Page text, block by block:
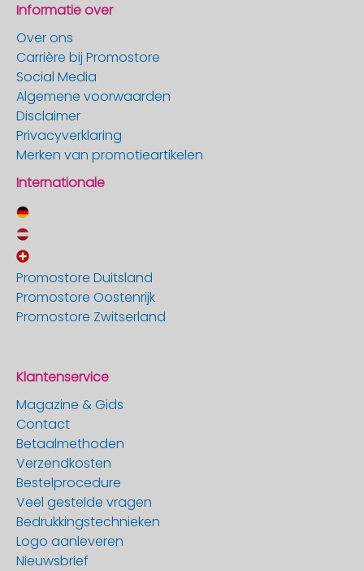
Informatie over
Over ons
Carrière bij Promostore
Social Media
Algemene voorwaarden
Disclaimer
Privacyverklaring
Merken van promotieartikelen
Internationale
Promostore Duitsland
Promostore Oostenrijk
Promostore Zwitserland
Klantenservice
Magazine & Gids
Contact
Betaalmethoden
Verzendkosten
Bestelprocedure
Veel gestelde vragen
Bedrukkingstechnieken
Logo aanleveren
Nieuwsbrief